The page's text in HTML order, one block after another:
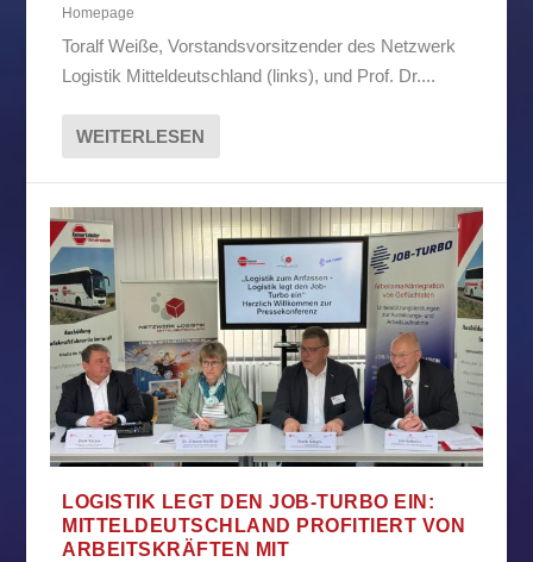
Homepage
Toralf Weiße, Vorstandsvorsitzender des Netzwerk
Logistik Mitteldeutschland (links), und Prof. Dr....
WEITERLESEN
LOGISTIK LEGT DEN JOB-TURBO EIN:
MITTELDEUTSCHLAND PROFITIERT VON
ARBEITSKRÄFTEN MIT